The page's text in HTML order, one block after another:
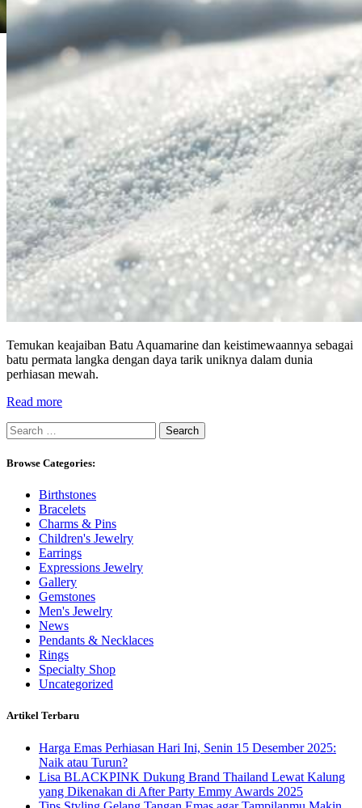
Temukan keajaiban Batu Aquamarine dan keistimewaannya sebagai
batu permata langka dengan daya tarik uniknya dalam dunia
perhiasan mewah.
Read more
Search
for:
Browse Categories:
Birthstones
Bracelets
Charms & Pins
Children's Jewelry
Earrings
Expressions Jewelry
Gallery
Gemstones
Men's Jewelry
News
Pendants & Necklaces
Rings
Specialty Shop
Uncategorized
Artikel Terbaru
Harga Emas Perhiasan Hari Ini, Senin 15 Desember 2025:
Naik atau Turun?
Lisa BLACKPINK Dukung Brand Thailand Lewat Kalung
yang Dikenakan di After Party Emmy Awards 2025